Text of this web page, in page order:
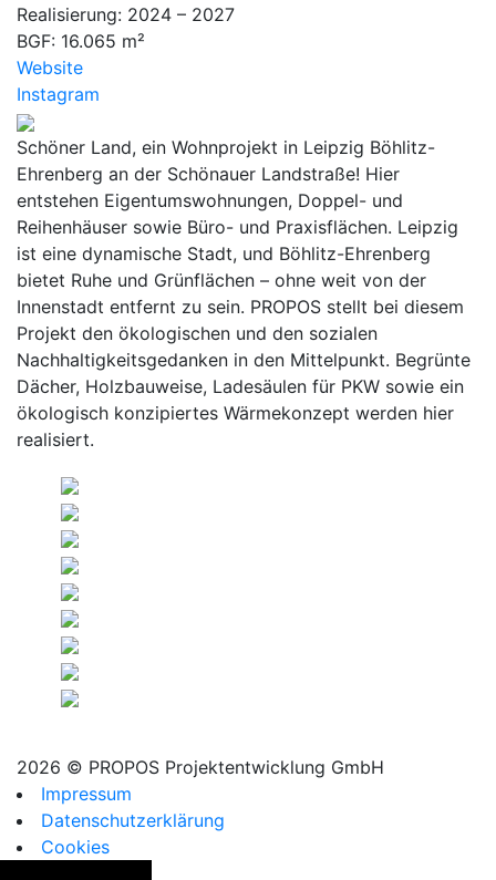
Realisierung: 2024 – 2027
BGF: 16.065 m²
Website
Instagram
Schöner Land, ein Wohnprojekt in Leipzig Böhlitz-
Ehrenberg an der Schönauer Landstraße! Hier
entstehen Eigentumswohnungen, Doppel- und
Reihenhäuser sowie Büro- und Praxisflächen. Leipzig
ist eine dynamische Stadt, und Böhlitz-Ehrenberg
bietet Ruhe und Grünflächen – ohne weit von der
Innenstadt entfernt zu sein. PROPOS stellt bei diesem
Projekt den ökologischen und den sozialen
Nachhaltigkeitsgedanken in den Mittelpunkt. Begrünte
Dächer, Holzbauweise, Ladesäulen für PKW sowie ein
ökologisch konzipiertes Wärmekonzept werden hier
realisiert.
2026 © PROPOS Projektentwicklung GmbH
Impressum
Datenschutzerklärung
Cookies